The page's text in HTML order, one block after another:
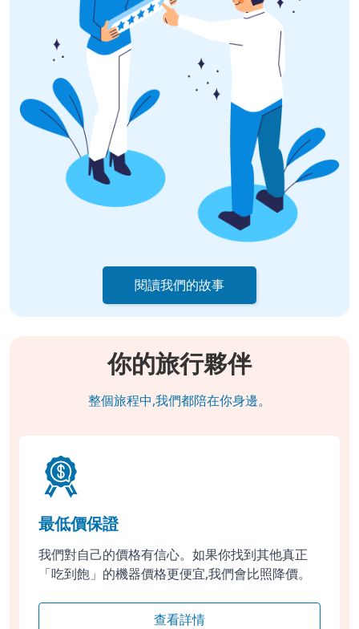
閱讀我們的故事
你的旅行夥伴
整個旅程中,我們都陪在你身邊。
最低價保證
我們對自己的價格有信心。如果你找到其他真正
「吃到飽」的機器價格更便宜,我們會比照降價。
查看詳情